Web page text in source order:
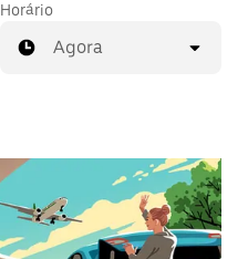
Horário
Agora